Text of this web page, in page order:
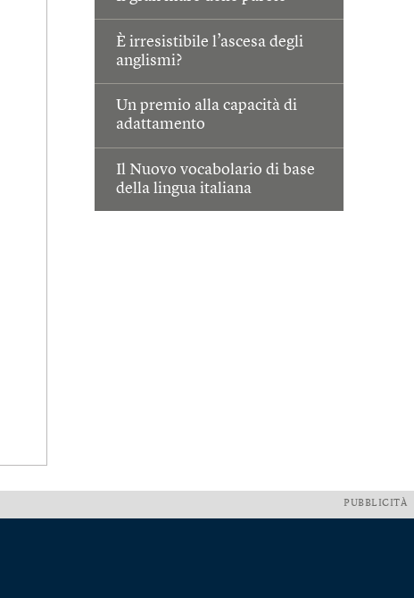
È irresistibile l’ascesa degli
anglismi?
Un premio alla capacità di
adattamento
Il Nuovo vocabolario di base
della lingua italiana
PUBBLICITÀ